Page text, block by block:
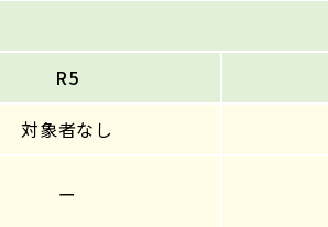
R5
対象者なし
ー